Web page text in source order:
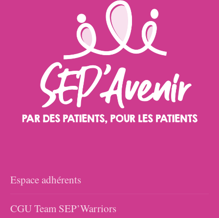
Espace adhérents
CGU Team SEP’Warriors